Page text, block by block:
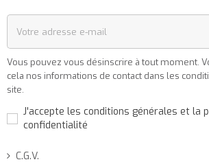
Vous pouvez vous désinscrire à tout moment.
cela nos informations de contact dans les
site.
J'accepte les conditions générales et la
confidentialité
C.G.V.